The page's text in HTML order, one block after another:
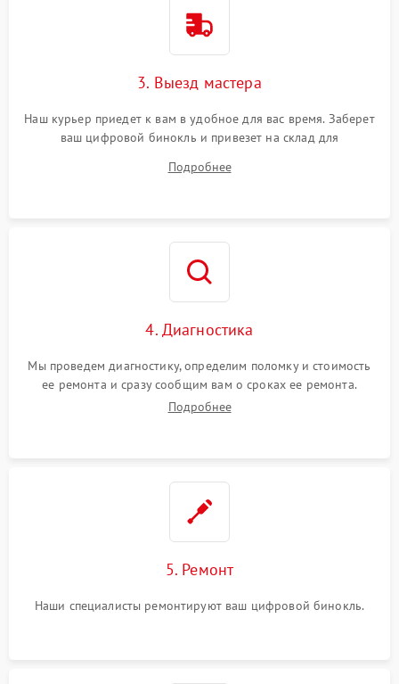
3. Выезд мастера
Наш курьер приедет к вам в удобное для вас время. Заберет
ваш цифровой бинокль и привезет на склад для
Подробнее
4. Диагностика
Мы проведем диагностику, определим поломку и стоимость
ее ремонта и сразу сообщим вам о сроках ее ремонта.
Подробнее
5. Ремонт
Наши специалисты ремонтируют ваш цифровой бинокль.